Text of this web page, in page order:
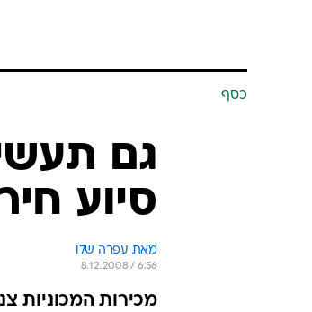
כסף
גם
סיוע
מאת עפרה שלו
8.12.2008 / 6:56